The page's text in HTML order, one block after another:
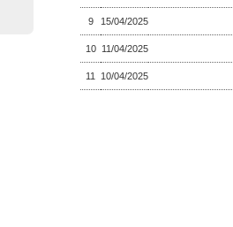
9 15/04/2025
10 11/04/2025
11 10/04/2025